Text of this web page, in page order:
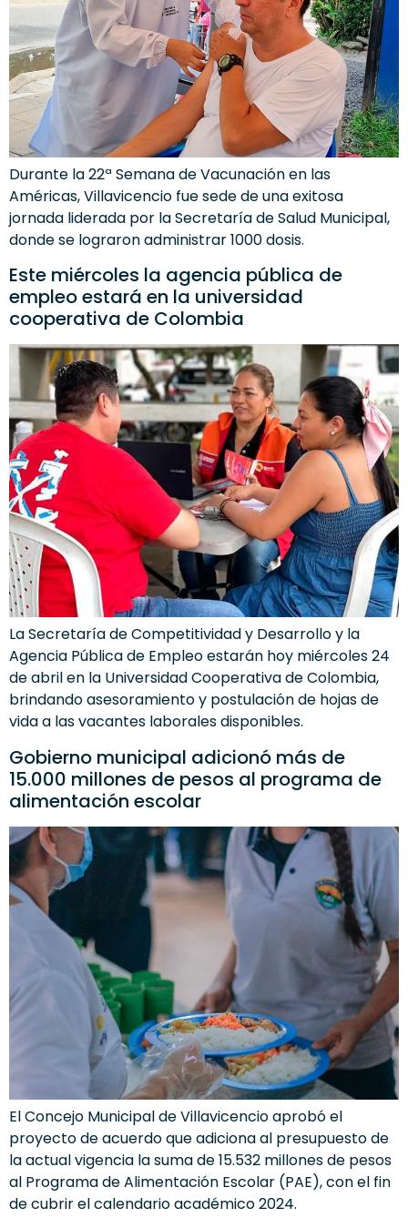
Durante la 22ª Semana de Vacunación en las
Américas, Villavicencio fue sede de una exitosa
jornada liderada por la Secretaría de Salud Municipal,
donde se lograron administrar 1000 dosis.
Este miércoles la agencia pública de
empleo estará en la universidad
cooperativa de Colombia
La Secretaría de Competitividad y Desarrollo y la
Agencia Pública de Empleo estarán hoy miércoles 24
de abril en la Universidad Cooperativa de Colombia,
brindando asesoramiento y postulación de hojas de
vida a las vacantes laborales disponibles.
Gobierno municipal adicionó más de
15.000 millones de pesos al programa de
alimentación escolar
El Concejo Municipal de Villavicencio aprobó el
proyecto de acuerdo que adiciona al presupuesto de
la actual vigencia la suma de 15.532 millones de pesos
al Programa de Alimentación Escolar (PAE), con el fin
de cubrir el calendario académico 2024.